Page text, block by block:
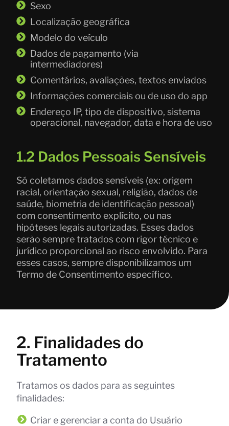
Sexo
Localização geográfica
Modelo do veículo
Dados de pagamento (via
intermediadores)
Comentários, avaliações, textos enviados
Informações comerciais ou de uso do app
Endereço IP, tipo de dispositivo, sistema
operacional, navegador, data e hora de uso
1.2 Dados Pessoais Sensíveis
Só coletamos dados sensíveis (ex: origem
racial, orientação sexual, religião, dados de
saúde, biometria de identificação pessoal)
com consentimento explícito, ou nas
hipóteses legais autorizadas. Esses dados
serão sempre tratados com rigor técnico e
jurídico proporcional ao risco envolvido. Para
esses casos, sempre disponibilizamos um
Termo de Consentimento específico.
2. Finalidades do
Tratamento
Tratamos os dados para as seguintes
finalidades:
Criar e gerenciar a conta do Usuário